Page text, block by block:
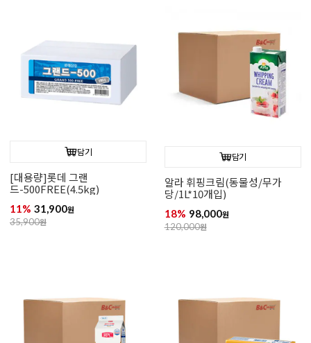
담기
[대용량]롯데 그랜
드-500FREE(4.5kg)
11% 31,900원
35,900원
담기
알라 휘핑크림(동물성/무가
당/1L*10개입)
18% 98,000원
120,000원